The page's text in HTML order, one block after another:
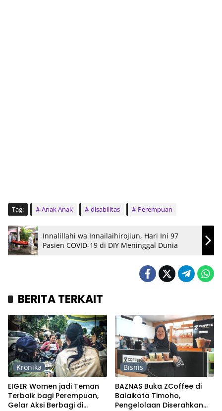
Tag: Anak Anak disabilitas Perempuan
Innalillahi wa Innailaihirojiun, Hari Ini 97
Pasien COVID-19 di DIY Meninggal Dunia
BERITA TERKAIT
Kronika
EIGER Women jadi Teman
Terbaik bagi Perempuan,
Gelar Aksi Berbagi di
Bisnis
BAZNAS Buka ZCoffee di
Balaikota Timoho,
Pengelolaan Diserahkan